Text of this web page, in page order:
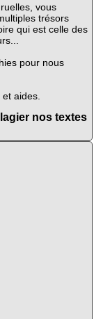
vous
trésors
qui est celle des
pour nous
aides.
nos textes